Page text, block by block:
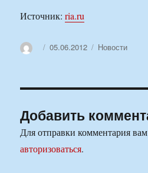
Источник:ria.ru
АвторОпубликовано
05.06.2012 Рубрики
Новости
Добавить
Для отправки комментария
авторизоваться.